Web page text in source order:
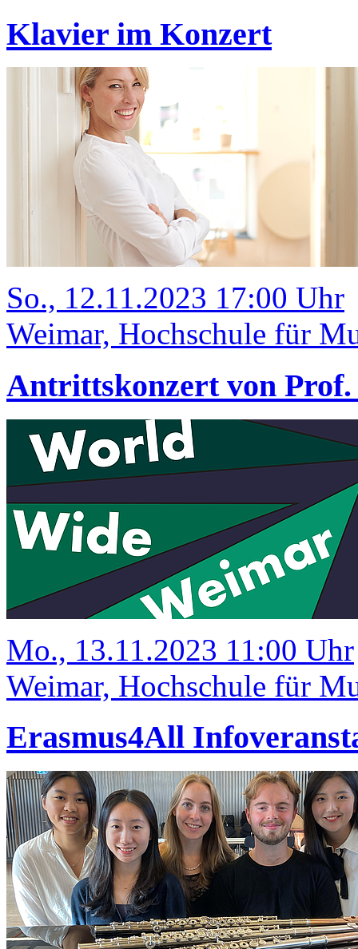
Klavier im Konzert
So., 12.11.2023 17:00 Uhr
Weimar, Hochschule für
Antrittskonzert von
Mo., 13.11.2023 11:00 Uhr
Weimar, Hochschule für
Erasmus4All